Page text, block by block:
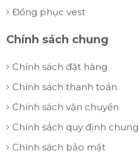
Đồng phục vest
Chính sách chung
Chính sách đặt hàng
Chính sách thanh toán
Chính sách vận chuyển
Chính sách quy định chung
Chính sách bảo mật